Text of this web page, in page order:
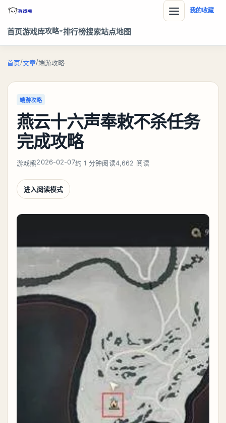
首页游戏库攻略 排行榜搜索站点地图
我的收藏
首页/文章/端游攻略
端游攻略
燕云十六声奉敕不杀任务
完成攻略
游戏熊2026-02-07约 1 分钟阅读4,662 阅读
进入阅读模式